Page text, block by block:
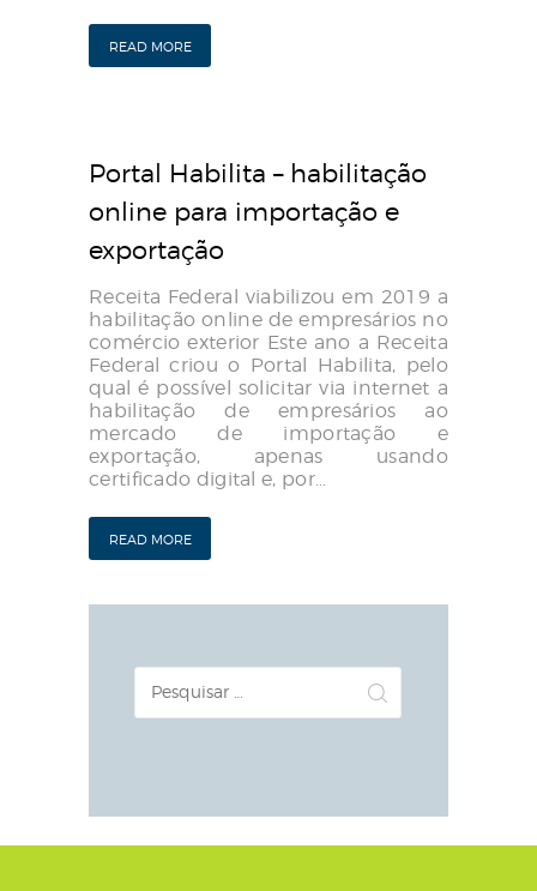
READ MORE
Portal Habilita – habilitação
online para importação e
exportação
Receita Federal viabilizou em 2019 a
habilitação online de empresários no
comércio exterior Este ano a Receita
Federal criou o Portal Habilita, pelo
qual é possível solicitar via internet a
habilitação de empresários ao
mercado de importação e
exportação, apenas usando
certificado digital e, por…
READ MORE
por: